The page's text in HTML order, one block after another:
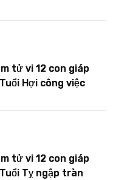
tử vi 12 con giáp
Hợi công việc
tử vi 12 con giáp
Tỵ ngập tràn